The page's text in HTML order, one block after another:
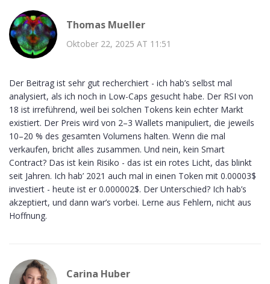
Thomas Mueller
Oktober 22, 2025 AT 11:51
Der Beitrag ist sehr gut recherchiert - ich hab’s selbst mal
analysiert, als ich noch in Low-Caps gesucht habe. Der RSI von
18 ist irreführend, weil bei solchen Tokens kein echter Markt
existiert. Der Preis wird von 2–3 Wallets manipuliert, die jeweils
10–20 % des gesamten Volumens halten. Wenn die mal
verkaufen, bricht alles zusammen. Und nein, kein Smart
Contract? Das ist kein Risiko - das ist ein rotes Licht, das blinkt
seit Jahren. Ich hab’ 2021 auch mal in einen Token mit 0.00003$
investiert - heute ist er 0.000002$. Der Unterschied? Ich hab’s
akzeptiert, und dann war’s vorbei. Lerne aus Fehlern, nicht aus
Hoffnung.
Carina Huber